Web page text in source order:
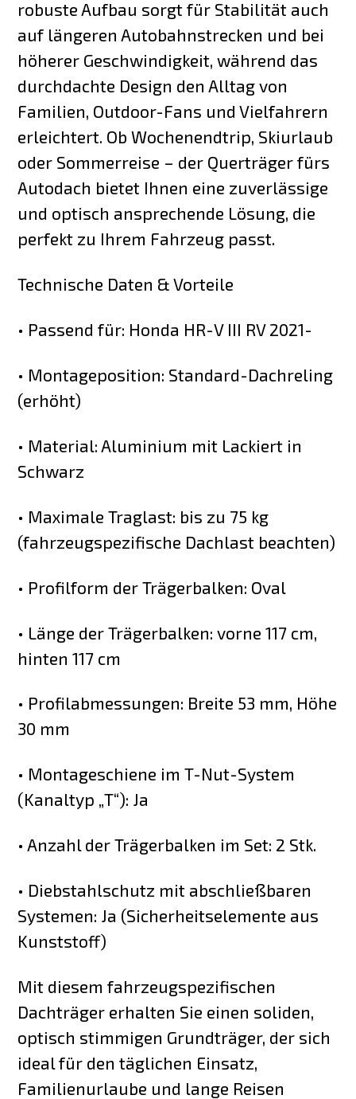
robuste Aufbau sorgt für Stabilität auch
auf längeren Autobahnstrecken und bei
höherer Geschwindigkeit, während das
durchdachte Design den Alltag von
Familien, Outdoor-Fans und Vielfahrern
erleichtert. Ob Wochenendtrip, Skiurlaub
oder Sommerreise – der Querträger fürs
Autodach bietet Ihnen eine zuverlässige
und optisch ansprechende Lösung, die
perfekt zu Ihrem Fahrzeug passt.
Technische Daten & Vorteile
• Passend für: Honda HR-V III RV 2021-
• Montageposition: Standard-Dachreling
(erhöht)
• Material: Aluminium mit Lackiert in
Schwarz
• Maximale Traglast: bis zu 75 kg
(fahrzeugspezifische Dachlast beachten)
• Profilform der Trägerbalken: Oval
• Länge der Trägerbalken: vorne 117 cm,
hinten 117 cm
• Profilabmessungen: Breite 53 mm, Höhe
30 mm
• Montageschiene im T-Nut-System
(Kanaltyp „T“): Ja
• Anzahl der Trägerbalken im Set: 2 Stk.
• Diebstahlschutz mit abschließbaren
Systemen: Ja (Sicherheitselemente aus
Kunststoff)
Mit diesem fahrzeugspezifischen
Dachträger erhalten Sie einen soliden,
optisch stimmigen Grundträger, der sich
ideal für den täglichen Einsatz,
Familienurlaube und lange Reisen